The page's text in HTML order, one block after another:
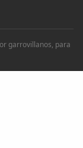
garrovillanos, para